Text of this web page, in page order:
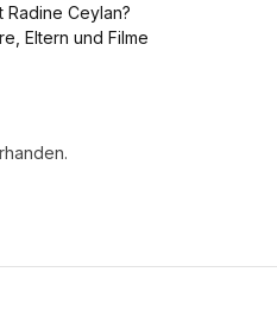
Radine Ceylan?
Eltern und Filme